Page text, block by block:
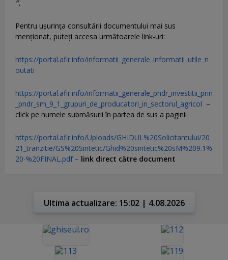
”.
Pentru uşurinţa consultării documentului mai sus
menţionat, puteţi accesa următoarele link-uri:
https://portal.afir.info/informatii_generale_informatii_utile_n
outati
https://portal.afir.info/informatii_generale_pndr_investitii_prin
_pndr_sm_9_1_grupuri_de_producatori_in_sectorul_agricol –
click pe numele submăsurii în partea de sus a paginii
https://portal.afir.info/Uploads/GHIDUL%20Solicitantului/20
21_tranzitie/GS%20Sintetic/Ghid%20sintetic%20sM%209.1%
20-%20FINAL.pdf– link direct către document
Ultima actualizare: 15:02 | 4.08.2026